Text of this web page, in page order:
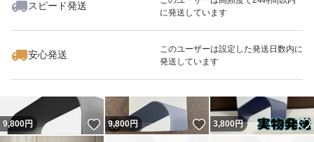
スピード発送
に発送しています
安心発送
このユーザーは設定した発送日数内に
発送しています
いいね！
9,800
9,800円 いいね！
9,800円 いいね！
3,800円